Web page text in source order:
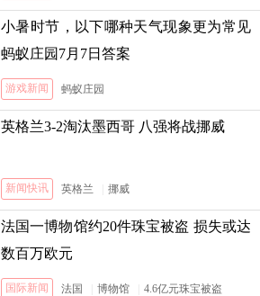
小暑时节，以下哪种天气现象更为常见
蚂蚁庄园7月7日答案
游戏新闻 蚂蚁庄园
英格兰3-2淘汰墨西哥 八强将战挪威
新闻快讯 英格兰 挪威
法国一博物馆约20件珠宝被盗 损失或达
数百万欧元
国际新闻 法国 博物馆 4.6亿元珠宝被盗